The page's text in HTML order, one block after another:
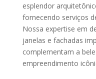
esplendor
fornecendo serviços
Nossa expertise em
janelas e fachadas
complementam a
empreendimento